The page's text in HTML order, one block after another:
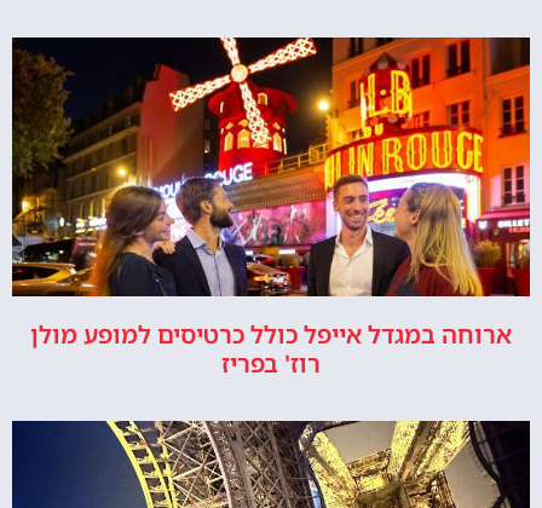
ארוחה במגדל אייפל כולל כרטיסים למופע מולן
רוז' בפריז